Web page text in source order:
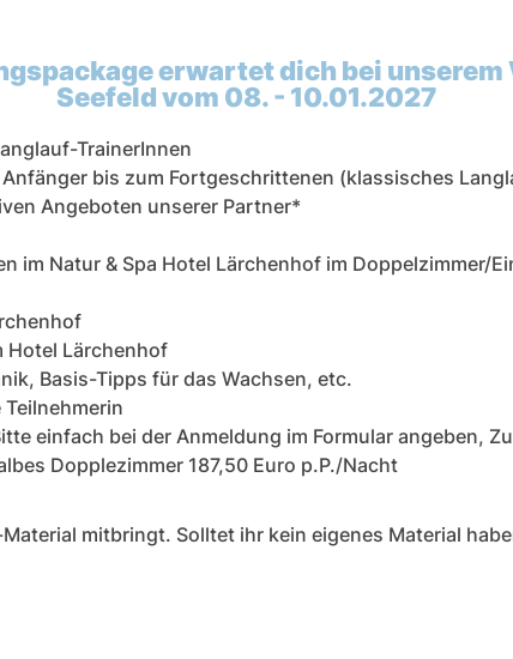
erwartet dich bei unserem
Seefeld vom 08. - 10.01.2027
TrainerInnen
bis zum Fortgeschrittenen (klassisches
Angeboten unserer Partner*
im Natur & Spa Hotel Lärchenhof im Doppelzimmer/
Hotel Lärchenhof
Basis-Tipps für das Wachsen, etc.
einfach bei der Anmeldung im Formular angeben,
Dopplezimmer 187,50 Euro p.P./Nacht
mitbringt. Solltet ihr kein eigenes Material